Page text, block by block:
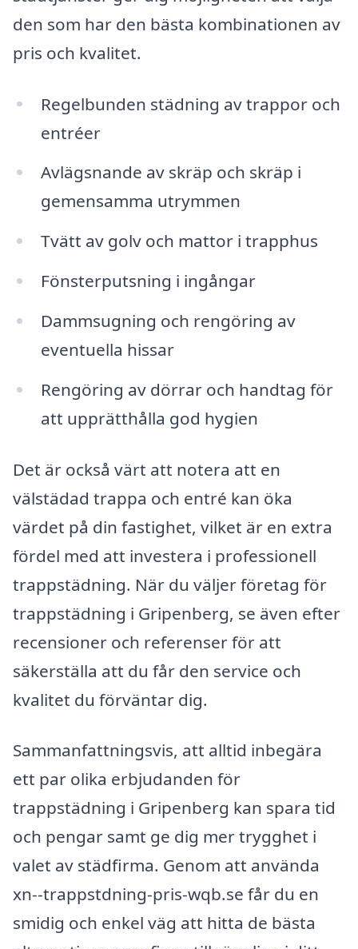
den som har den bästa kombinationen av
pris och kvalitet.
Regelbunden städning av trappor och
entréer
Avlägsnande av skräp och skräp i
gemensamma utrymmen
Tvätt av golv och mattor i trapphus
Fönsterputsning i ingångar
Dammsugning och rengöring av
eventuella hissar
Rengöring av dörrar och handtag för
att upprätthålla god hygien
Det är också värt att notera att en
välstädad trappa och entré kan öka
värdet på din fastighet, vilket är en extra
fördel med att investera i professionell
trappstädning. När du väljer företag för
trappstädning i Gripenberg, se även efter
recensioner och referenser för att
säkerställa att du får den service och
kvalitet du förväntar dig.
Sammanfattningsvis, att alltid inbegära
ett par olika erbjudanden för
trappstädning i Gripenberg kan spara tid
och pengar samt ge dig mer trygghet i
valet av städfirma. Genom att använda
xn--trappstdning-pris-wqb.se får du en
smidig och enkel väg att hitta de bästa